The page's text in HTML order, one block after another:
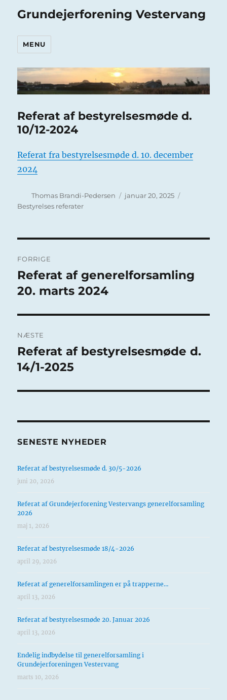
Grundejerforening Vestervang
MENU
Referat af bestyrelsesmøde d.
10/12-2024
Referat fra bestyrelsesmøde d. 10. december
2024
Forfatter
Thomas Brandi-Pedersen Udgivet
januar 20, 2025
Bestyrelses referater
FORRIGE
Forrige
indlæg:
Referat af generelforsamling
20. marts 2024
NÆSTE
Næste
indlæg:
Referat af bestyrelsesmøde d.
14/1-2025
SENESTE NYHEDER
Referat af bestyrelsesmøde d. 30/5-2026
juni 20, 2026
Referat af Grundejerforening Vestervangs generelforsamling
2026
maj 1, 2026
Referat af bestyrelsesmøde 18/4-2026
april 29, 2026
Referat af generelforsamlingen er på trapperne…
april 13, 2026
Referat af bestyrelsesmøde 20. Januar 2026
april 13, 2026
Endelig indbydelse til generelforsamling i
Grundejerforeningen Vestervang
marts 10, 2026